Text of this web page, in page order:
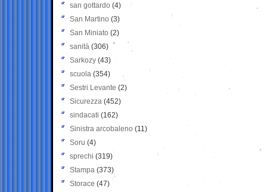
san gottardo (4)
San Martino (3)
San Miniato (2)
sanità (306)
Sarkozy (43)
scuola (354)
Sestri Levante (2)
Sicurezza (452)
sindacati (162)
Sinistra arcobaleno (11)
Soru (4)
sprechi (319)
Stampa (373)
Storace (47)